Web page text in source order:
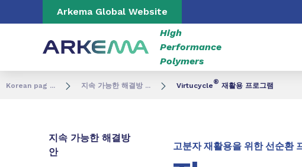
Go to content Go to navigation
Arkema Global Website
High
Performance
Polymers
Korean pag ... 지속 가능한 해결방 ... Virtucycle® 재활용 프로그램
지속 가능한 해결방
안
고분자 재활용을 위한 선순환